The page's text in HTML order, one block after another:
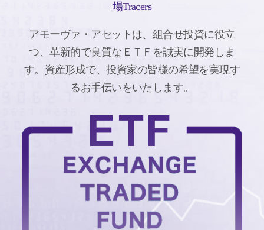
場Tracers
アモーヴァ・アセットは、組合せ投資に役立
つ、革新的で良質なＥＴＦを誠実に開発しま
す。 資産形成で、投資家の皆様の希望を実現す
るお手伝いをいたします。